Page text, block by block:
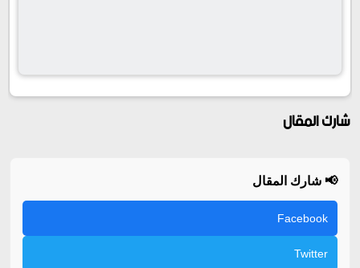
شارك المقال
📢 شارك المقال
Facebook
Twitter